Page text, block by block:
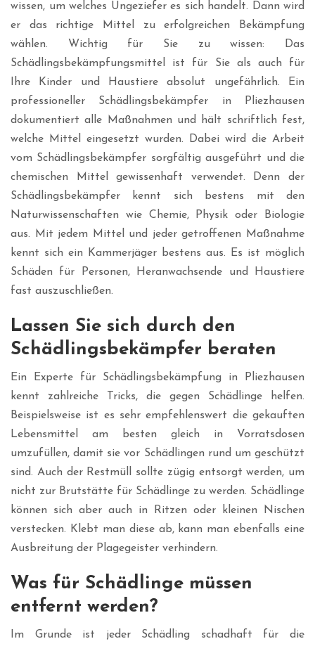
wissen, um welches Ungeziefer es sich handelt. Dann wird
er das richtige Mittel zu erfolgreichen Bekämpfung
wählen. Wichtig für Sie zu wissen: Das
Schädlingsbekämpfungsmittel ist für Sie als auch für
Ihre Kinder und Haustiere absolut ungefährlich. Ein
professioneller Schädlingsbekämpfer in Pliezhausen
dokumentiert alle Maßnahmen und hält schriftlich fest,
welche Mittel eingesetzt wurden. Dabei wird die Arbeit
vom Schädlingsbekämpfer sorgfältig ausgeführt und die
chemischen Mittel gewissenhaft verwendet. Denn der
Schädlingsbekämpfer kennt sich bestens mit den
Naturwissenschaften wie Chemie, Physik oder Biologie
aus. Mit jedem Mittel und jeder getroffenen Maßnahme
kennt sich ein Kammerjäger bestens aus. Es ist möglich
Schäden für Personen, Heranwachsende und Haustiere
fast auszuschließen.
Lassen Sie sich durch den
Schädlingsbekämpfer beraten
Ein Experte für Schädlingsbekämpfung in Pliezhausen
kennt zahlreiche Tricks, die gegen Schädlinge helfen.
Beispielsweise ist es sehr empfehlenswert die gekauften
Lebensmittel am besten gleich in Vorratsdosen
umzufüllen, damit sie vor Schädlingen rund um geschützt
sind. Auch der Restmüll sollte zügig entsorgt werden, um
nicht zur Brutstätte für Schädlinge zu werden. Schädlinge
können sich aber auch in Ritzen oder kleinen Nischen
verstecken. Klebt man diese ab, kann man ebenfalls eine
Ausbreitung der Plagegeister verhindern.
Was für Schädlinge müssen
entfernt werden?
Im Grunde ist jeder Schädling schadhaft für die